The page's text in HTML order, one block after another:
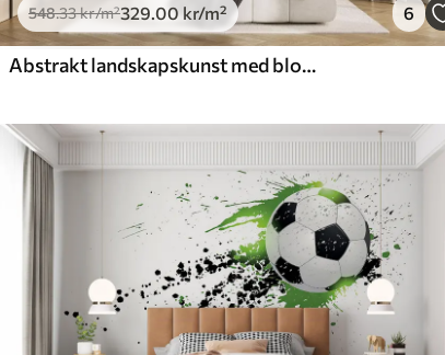
548.33kr/m²329 .00 kr/m² 6
Abstrakt landskapskunst med blomstrende grener og hvite blomster som henger over en innsjø, myke pastellfarger